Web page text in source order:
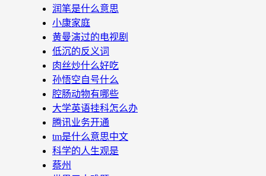
润笔是什么意思
小康家庭
黄曼演过的电视剧
低沉的反义词
肉丝炒什么好吃
孙悟空自号什么
腔肠动物有哪些
大学英语挂科怎么办
腾讯业务开通
tm是什么意思中文
科学的人生观是
蔡州